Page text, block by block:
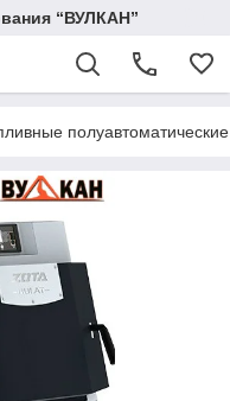
“ВУЛКАН”